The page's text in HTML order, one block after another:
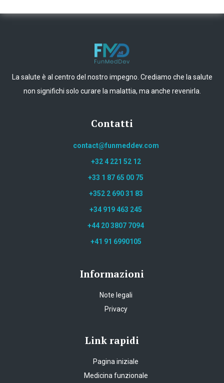
La salute è al centro del nostro impegno. Crediamo che la salute
non significhi solo curare la malattia, ma anche revenirla.
Contatti
contact@funmeddev.com
+32 4 221 52 12
+33 1 87 65 00 75
+352 2 690 31 83
+34 919 463 245
+44 20 3807 7094
+41 91 6990105
Informazioni
Note legali
Privacy
Link rapidi
Pagina iniziale
Medicina funzionale